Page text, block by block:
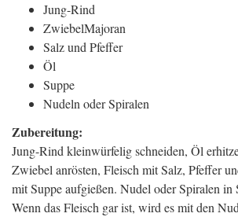
Jung-Rind
ZwiebelMajoran
Salz und Pfeffer
Öl
Suppe
Nudeln oder Spiralen
Zubereitung:
Jung-Rind kleinwürfelig schneiden, Öl
Zwiebel anrösten, Fleisch mit Salz, Pfeffer
mit Suppe aufgießen. Nudel oder Spiralen in
Wenn das Fleisch gar ist, wird es mit den